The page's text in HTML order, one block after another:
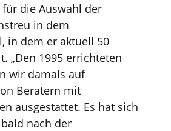
die Auswahl der
in dem
in dem er aktuell 50
„Den 1995 errichteten
wir damals auf
Beratern mit
ausgestattet. Es hat sich
nach der